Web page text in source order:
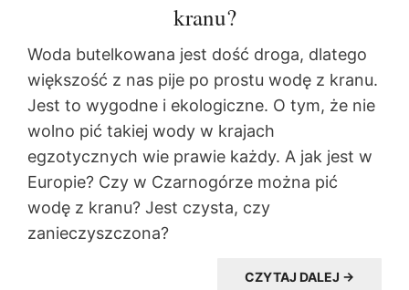
kranu?
Woda butelkowana jest dość droga, dlatego
większość z nas pije po prostu wodę z kranu.
Jest to wygodne i ekologiczne. O tym, że nie
wolno pić takiej wody w krajach
egzotycznych wie prawie każdy. A jak jest w
Europie? Czy w Czarnogórze można pić
wodę z kranu? Jest czysta, czy
zanieczyszczona?
CZYTAJ DALEJ →